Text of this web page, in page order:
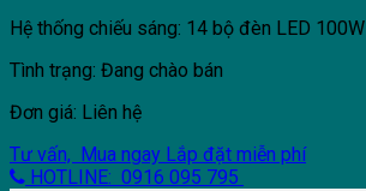
Hệ thống chiếu sáng: 14 bộ đèn LED 100W
Tình trạng: Đang chào bán
Đơn giá: Liên hệ
Tư vấn, Mua ngay Lắp đặt miễn phí
HOTLINE: 0916 095 795